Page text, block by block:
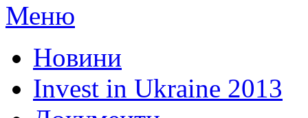
Меню
Новини
Invest in Ukraine 2013